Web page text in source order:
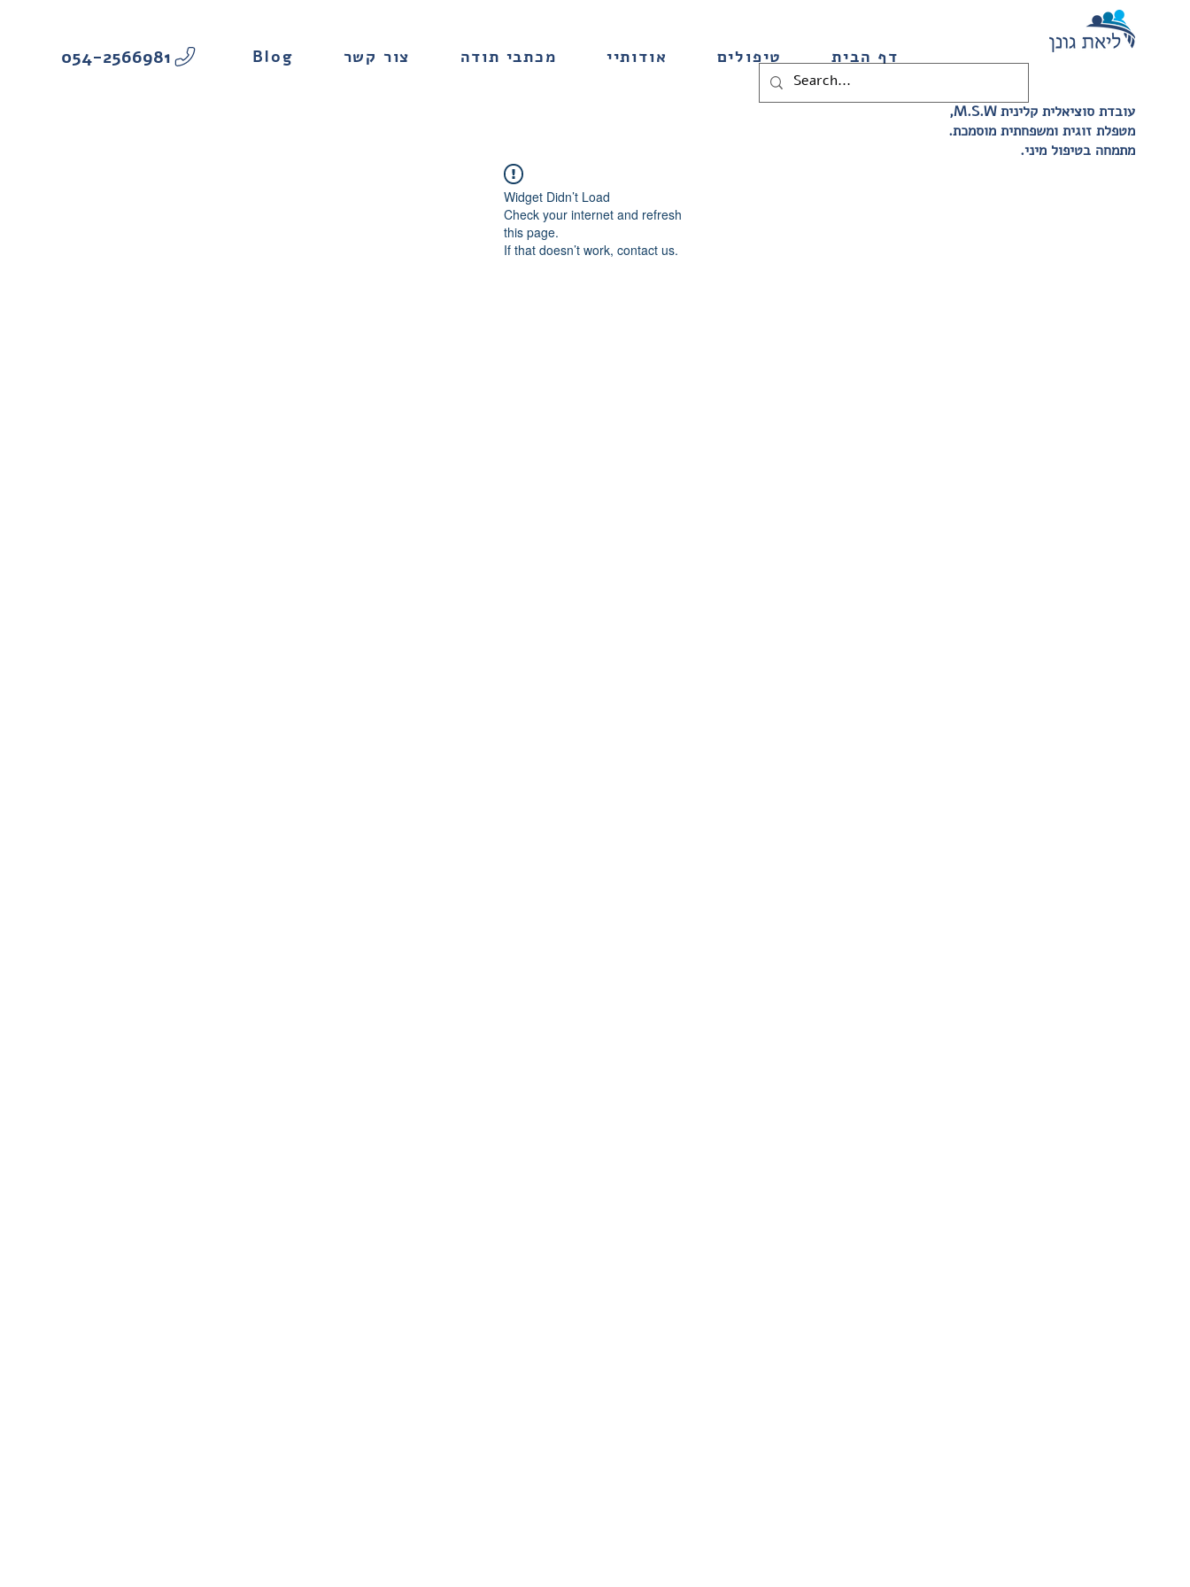
054-2566981 דף הבית טיפולים אודותיי מכתבי תודה צור קשר Blog
,M.S.W עובדת סוציאלית קלינית
.מטפלת זוגית ומשפחתית מוסמכת
.מתמחה בטיפול מיני
Widget Didn’t Load
Check your internet and refresh
this page.
If that doesn’t work, contact us.